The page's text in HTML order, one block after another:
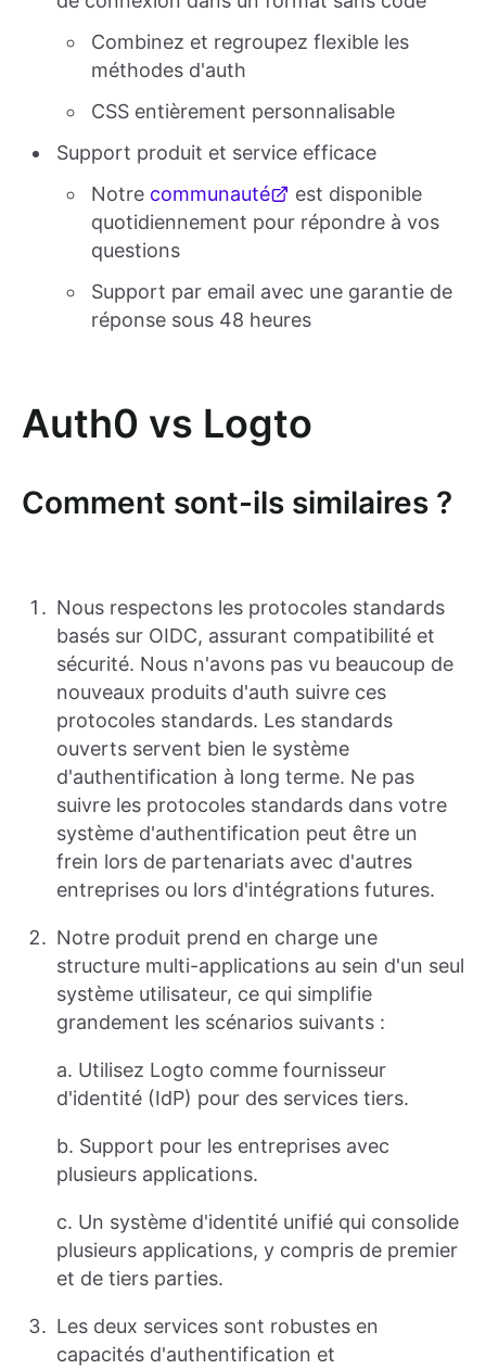
Combinez et regroupez flexible les
méthodes d'auth
CSS entièrement personnalisable
Support produit et service efficace
Notre communauté
est disponible
quotidiennement pour répondre à vos
questions
Support par email avec une garantie de
réponse sous 48 heures
Auth0 vs Logto
Comment sont-ils similaires ?
Nous respectons les protocoles standards
basés sur OIDC, assurant compatibilité et
sécurité. Nous n'avons pas vu beaucoup de
nouveaux produits d'auth suivre ces
protocoles standards. Les standards
ouverts servent bien le système
d'authentification à long terme. Ne pas
suivre les protocoles standards dans votre
système d'authentification peut être un
frein lors de partenariats avec d'autres
entreprises ou lors d'intégrations futures.
Notre produit prend en charge une
structure multi-applications au sein d'un seul
système utilisateur, ce qui simplifie
grandement les scénarios suivants :
a. Utilisez Logto comme fournisseur
d'identité (IdP) pour des services tiers.
b. Support pour les entreprises avec
plusieurs applications.
c. Un système d'identité unifié qui consolide
plusieurs applications, y compris de premier
et de tiers parties.
Les deux services sont robustes en
capacités d'authentification et